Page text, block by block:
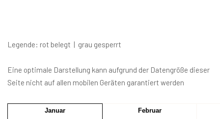
Legende: rot belegt | grau gesperrt
Eine optimale Darstellung kann aufgrund der Datengröße dieser
Seite nicht auf allen mobilen Geräten garantiert werden
Januar Februar